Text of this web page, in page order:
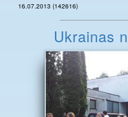
16.07.2013 (142616)
Ukrainas